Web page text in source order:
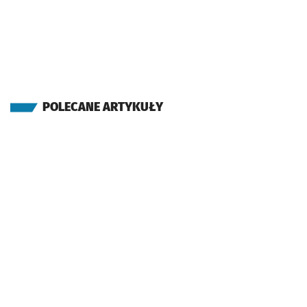
POLECANE ARTYKUŁY